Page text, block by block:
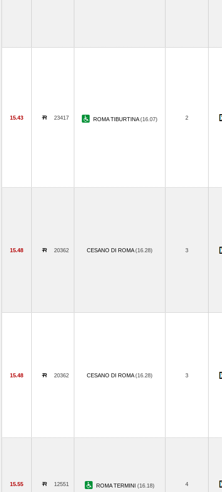
15.43 23417 ROMA TIBURTINA(16.07) 2
15.48 20362 CESANO DI ROMA(16.28) 3
15.48 20362 CESANO DI ROMA(16.28) 3
15.55 12551 ROMA TERMINI (16.18) 4